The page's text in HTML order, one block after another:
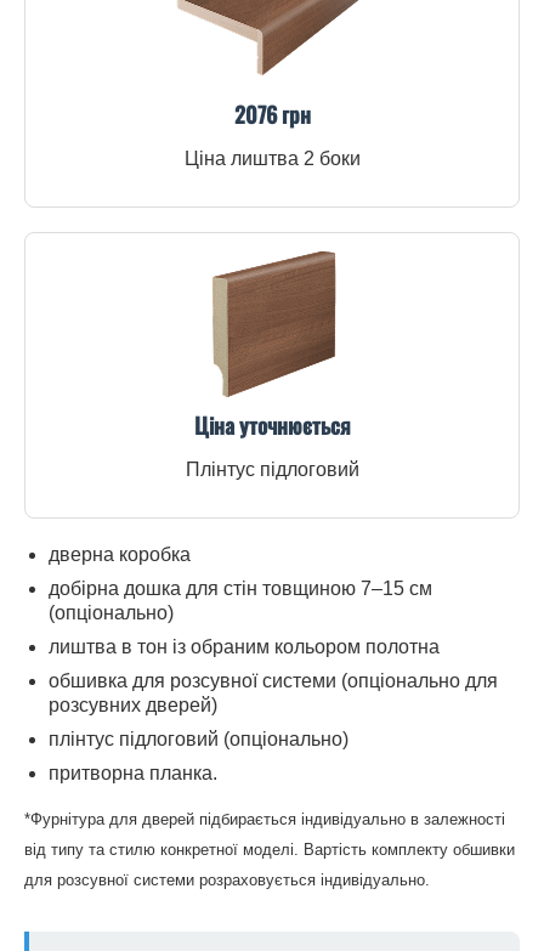
2076 грн
Ціна лиштва 2 боки
Ціна уточнюється
Плінтус підлоговий
дверна коробка
добірна дошка для стін товщиною 7–15 см
(опціонально)
лиштва в тон із обраним кольором полотна
обшивка для розсувної системи (опціонально для
розсувних дверей)
плінтус підлоговий (опціонально)
притворна планка.
*Фурнітура для дверей підбирається індивідуально в залежності
від типу та стилю конкретної моделі. Вартість комплекту обшивки
для розсувної системи розраховується індивідуально.